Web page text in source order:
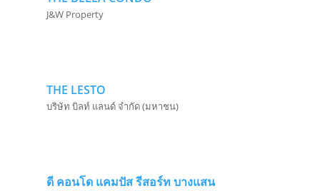
J&W Property
THE LESTO
บริษัท บิลท์ แลนด์ จำกัด (มหาชน)
ดี คอนโด แคมปัส รีสอร์ท บางแสน